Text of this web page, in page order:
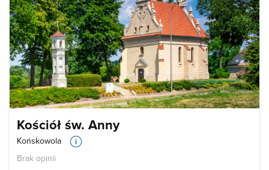
Kościół św. Anny
Końskowola
Brak opinii